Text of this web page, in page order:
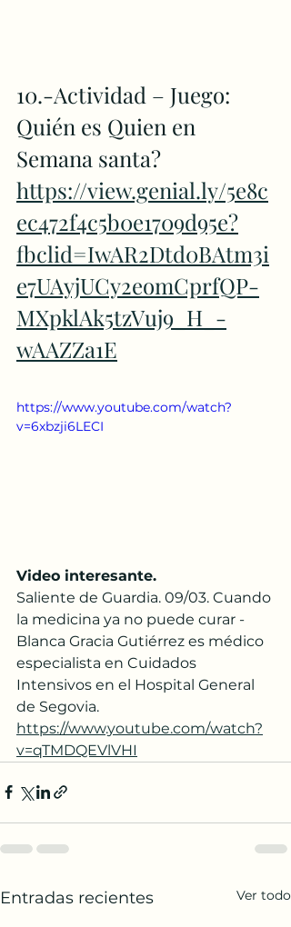
10.-Actividad – Juego:
Quién es Quien en
Semana santa?
https://view.genial.ly/5e8c
ec472f4c5b0e1709d95e?
fbclid=IwAR2Dtd0BAtm3i
e7UAyjUCy2eomCprfQP-
MXpklAk5tzVuj9_H_-
wAAZZa1E
https://www.youtube.com/watch?
v=6xbzji6LECI
Video interesante.
Saliente de Guardia. 09/03. Cuando
la medicina ya no puede curar -
Blanca Gracia Gutiérrez es médico
especialista en Cuidados
Intensivos en el Hospital General
de Segovia.
https://www.youtube.com/watch?
v=qTMDQEVlVHI
Entradas recientes Ver todo